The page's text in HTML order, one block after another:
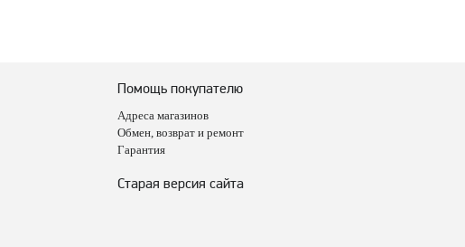
Помощь покупателю
Адреса магазинов
Обмен, возврат и ремонт
Гарантия
Старая версия сайта